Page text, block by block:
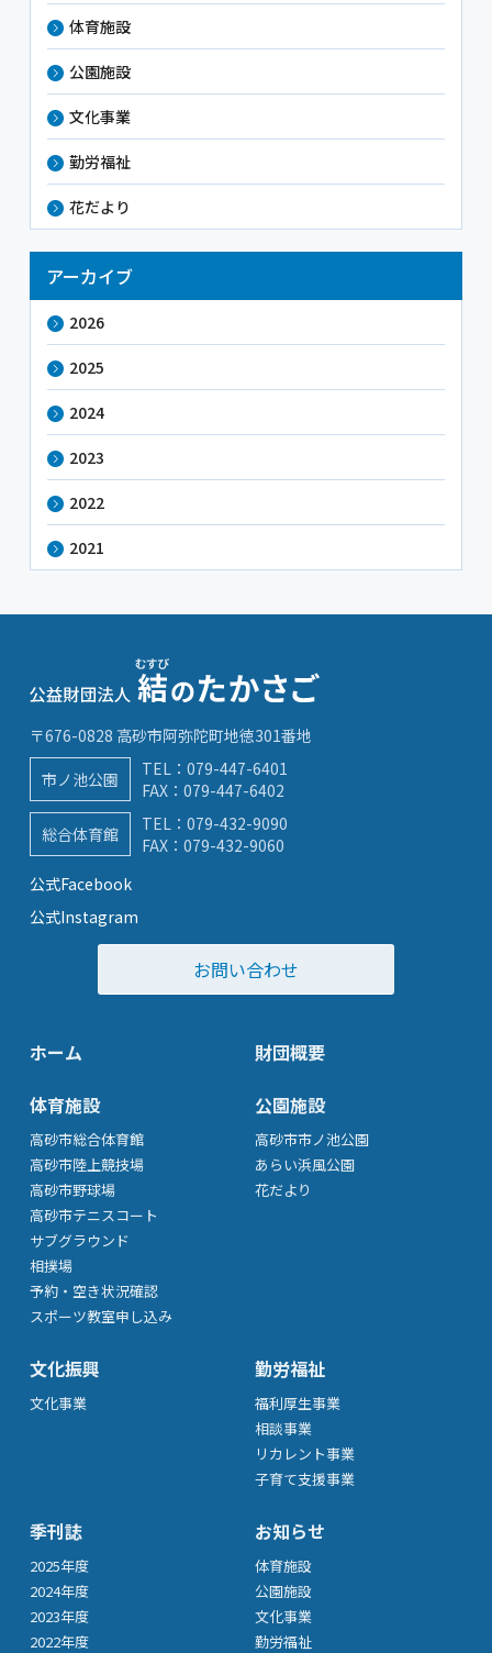
体育施設
公園施設
文化事業
勤労福祉
花だより
アーカイブ
2026
2025
2024
2023
2022
2021
〒676-0828 高砂市阿弥陀町地徳301番地
市ノ池公園
TEL： 079-447-6401
FAX：079-447-6402
総合体育館
TEL： 079-432-9090
FAX：079-432-9060
公式Facebook
公式Instagram
お問い合わせ
ホーム
財団概要
体育施設
高砂市総合体育館
高砂市陸上競技場
高砂市野球場
高砂市テニスコート
サブグラウンド
相撲場
予約・空き状況確認
スポーツ教室申し込み
公園施設
高砂市市ノ池公園
あらい浜風公園
花だより
文化振興
文化事業
勤労福祉
福利厚生事業
相談事業
リカレント事業
子育て支援事業
季刊誌
2025年度
2024年度
2023年度
2022年度
お知らせ
体育施設
公園施設
文化事業
勤労福祉